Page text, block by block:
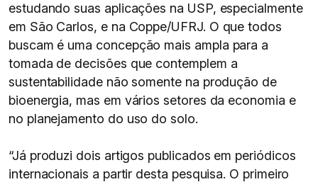
estudando suas aplicações na USP, especialmente
em São Carlos, e na Coppe/UFRJ. O que todos
buscam é uma concepção mais ampla para a
tomada de decisões que contemplem a
sustentabilidade não somente na produção de
bioenergia, mas em vários setores da economia e
no planejamento do uso do solo.
“Já produzi dois artigos publicados em periódicos
internacionais a partir desta pesquisa. O primeiro